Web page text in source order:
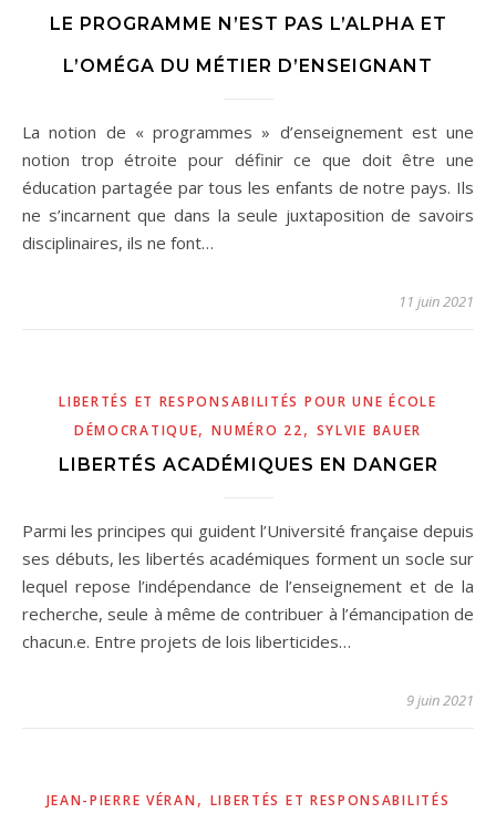
LE PROGRAMME N’EST PAS L’ALPHA ET
L’OMÉGA DU MÉTIER D’ENSEIGNANT
La notion de « programmes » d’enseignement est une
notion trop étroite pour définir ce que doit être une
éducation partagée par tous les enfants de notre pays. Ils
ne s’incarnent que dans la seule juxtaposition de savoirs
disciplinaires, ils ne font…
11 juin 2021
LIBERTÉS ET RESPONSABILITÉS POUR UNE ÉCOLE
DÉMOCRATIQUE,NUMÉRO 22, SYLVIE BAUER
LIBERTÉS ACADÉMIQUES EN DANGER
Parmi les principes qui guident l’Université française depuis
ses débuts, les libertés académiques forment un socle sur
lequel repose l’indépendance de l’enseignement et de la
recherche, seule à même de contribuer à l’émancipation de
chacun.e. Entre projets de lois liberticides…
9 juin 2021
JEAN-PIERRE VÉRAN , LIBERTÉS ET RESPONSABILITÉS